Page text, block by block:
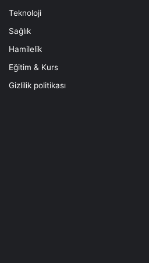
Teknoloji
Sağlık
Hamilelik
Eğitim & Kurs
Gizlilik politikası